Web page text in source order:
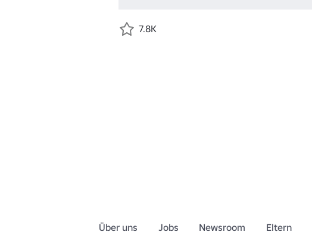
7.8K
Über uns Jobs Newsroom Eltern